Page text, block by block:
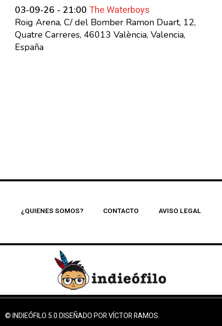
03-09-26 - 21:00 The Waterboys
Roig Arena, C/ del Bomber Ramon Duart, 12,
Quatre Carreres, 46013 València, Valencia,
España
¿QUIENES SOMOS? CONTACTO AVISO LEGAL
© INDIEÓFILO 5.0 DISEÑADO POR VÍCTOR RAMOS.